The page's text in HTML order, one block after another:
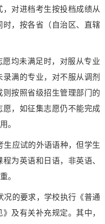
对进档考生按投档成绩从
，按各省（自治区、直辖
愿均未满足时，对服从专业
满的专业，对不服从调剂
按照省级招生管理部门的
，如征集志愿仍不能完成
。
生应试的外语语种，但学生
为英语和日语，非英语、
。
况的要求，学校执行《普通
及有关补充规定。其中，